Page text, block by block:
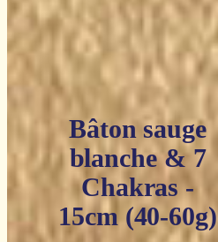
Bâton sauge
blanche & 7
Chakras -
15cm (40-60g)